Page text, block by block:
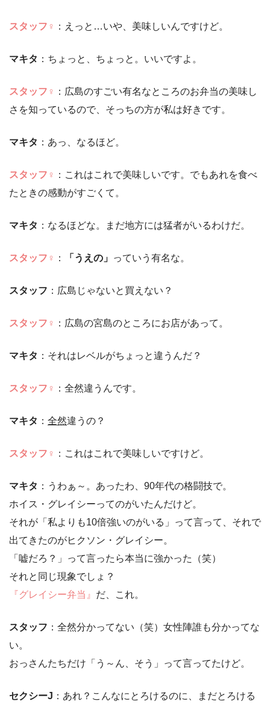
スタッフ♀ ：えっと…いや、美味しいんですけど。
マキタ ：ちょっと、ちょっと。いいですよ。
スタッフ♀ ：広島のすごい有名なところのお弁当の美味し
さを知っているので、そっちの方が私は好きです。
マキタ ：あっ、なるほど。
スタッフ♀ ：これはこれで美味しいです。でもあれを食べ
たときの感動がすごくて。
マキタ ：なるほどな。まだ地方には猛者がいるわけだ。
スタッフ♀ ： 「うえの」 っていう有名な。
スタッフ ：広島じゃないと買えない？
スタッフ♀ ：広島の宮島のところにお店があって。
マキタ ：それはレベルがちょっと違うんだ？
スタッフ♀ ：全然違うんです。
マキタ ： 全然違うの？
スタッフ♀ ：これはこれで美味しいですけど。
マキタ ：うわぁ～。あったわ、90年代の格闘技で。
ホイス・グレイシーってのがいたんだけど。
それが「私よりも10倍強いのがいる」って言って、それで
出てきたのがヒクソン・グレイシー。
「嘘だろ？」って言ったら本当に強かった（笑）
それと同じ現象でしょ？
『グレイシー弁当』 だ、これ。
スタッフ ：全然分かってない（笑）女性陣誰も分かってな
い。
おっさんたちだけ「う～ん、そう」って言ってたけど。
セクシーJ ：あれ？こんなにとろけるのに、まだとろける